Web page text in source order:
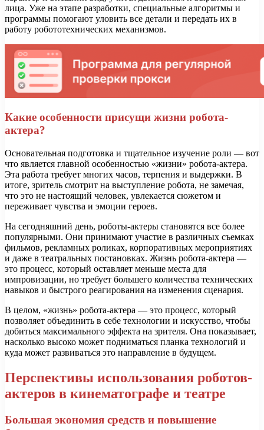
лица. Уже на этапе разработки, специальные алгоритмы и
программы помогают уловить все детали и передать их в
работу робототехнических механизмов.
Какие особенности присущи жизни робота-
актера?
Основательная подготовка и тщательное изучение роли — вот
что является главной особенностью «жизни» робота-актера.
Эта работа требует многих часов, терпения и выдержки. В
итоге, зритель смотрит на выступление робота, не замечая,
что это не настоящий человек, увлекается сюжетом и
переживает чувства и эмоции героев.
На сегодняшний день, роботы-актеры становятся все более
популярными. Они принимают участие в различных съемках
фильмов, рекламных роликах, корпоративных мероприятиях
и даже в театральных постановках. Жизнь робота-актера —
это процесс, который оставляет меньше места для
импровизации, но требует большего количества технических
навыков и быстрого реагирования на изменения сценария.
В целом, «жизнь» робота-актера — это процесс, который
позволяет объединить в себе технологии и искусство, чтобы
добиться максимального эффекта на зрителя. Она показывает,
насколько высоко может подниматься планка технологий и
куда может развиваться это направление в будущем.
Перспективы использования роботов-
актеров в кинематографе и театре
Большая экономия средств и повышение